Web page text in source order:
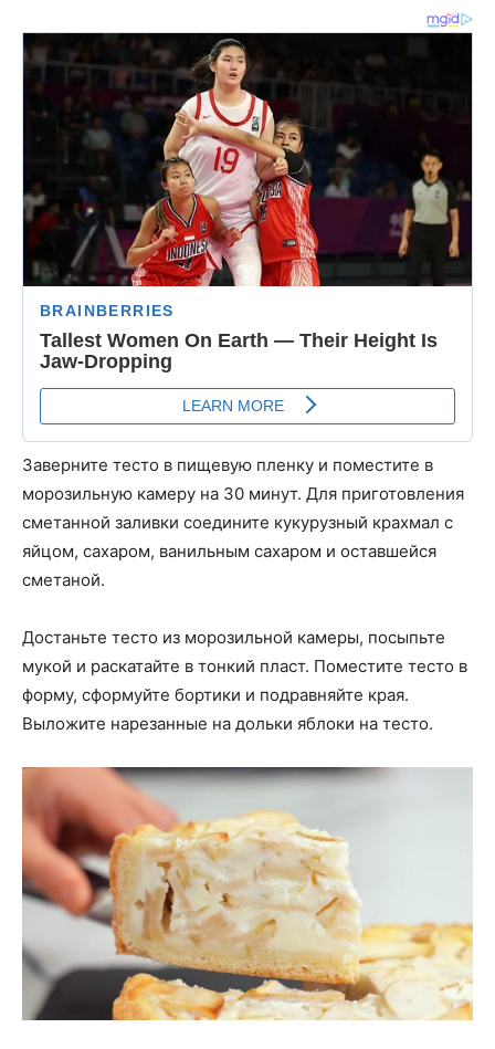
Заверните тесто в пищевую пленку и поместите в
морозильную камеру на 30 минут. Для приготовления
сметанной заливки соедините кукурузный крахмал с
яйцом, сахаром, ванильным сахаром и оставшейся
сметаной.
Достаньте тесто из морозильной камеры, посыпьте
мукой и раскатайте в тонкий пласт. Поместите тесто в
форму, сформуйте бортики и подравняйте края.
Выложите нарезанные на дольки яблоки на тесто.